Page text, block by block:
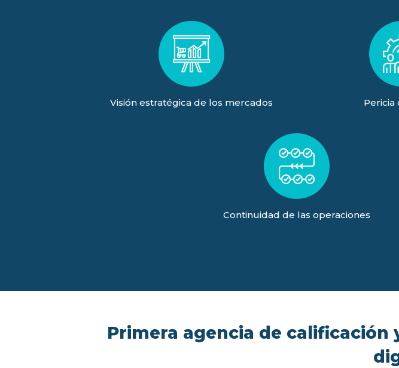
Visión estratégica de los mercados Pericia
Continuidad de las operaciones
Primera agencia de